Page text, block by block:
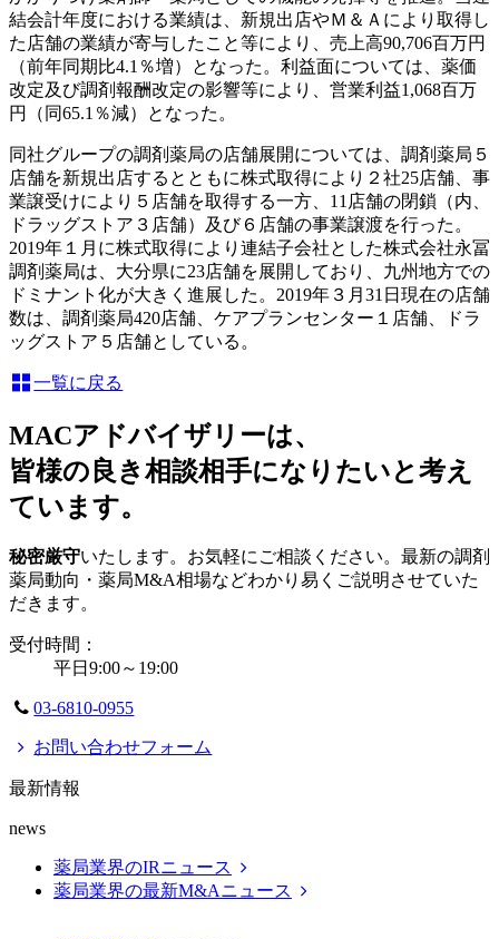
結会計年度における業績は、新規出店やＭ＆Ａにより取得し
た店舗の業績が寄与したこと等により、売上高90,706百万円
（前年同期比4.1％増）となった。利益面については、薬価
改定及び調剤報酬改定の影響等により、営業利益1,068百万
円（同65.1％減）となった。
同社グループの調剤薬局の店舗展開については、調剤薬局５
店舗を新規出店するとともに株式取得により２社25店舗、事
業譲受けにより５店舗を取得する一方、11店舗の閉鎖（内、
ドラッグストア３店舗）及び６店舗の事業譲渡を行った。
2019年１月に株式取得により連結子会社とした株式会社永冨
調剤薬局は、大分県に23店舗を展開しており、九州地方での
ドミナント化が大きく進展した。2019年３月31日現在の店舗
数は、調剤薬局420店舗、ケアプランセンター１店舗、ドラ
ッグストア５店舗としている。
一覧に戻る
MACアドバイザリーは、
皆様の良き相談相手になりたいと考え
ています。
秘密厳守いたします。お気軽にご相談ください。最新の調剤
薬局動向・薬局M&A相場などわかり易くご説明させていた
だきます。
受付時間：
平日9:00～19:00
03-6810-0955
お問い合わせフォーム
最新情報
news
薬局業界のIRニュース
薬局業界の最新M&Aニュース